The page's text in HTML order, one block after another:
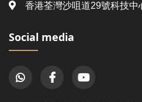
香港荃灣沙咀道29號科技中
Social media